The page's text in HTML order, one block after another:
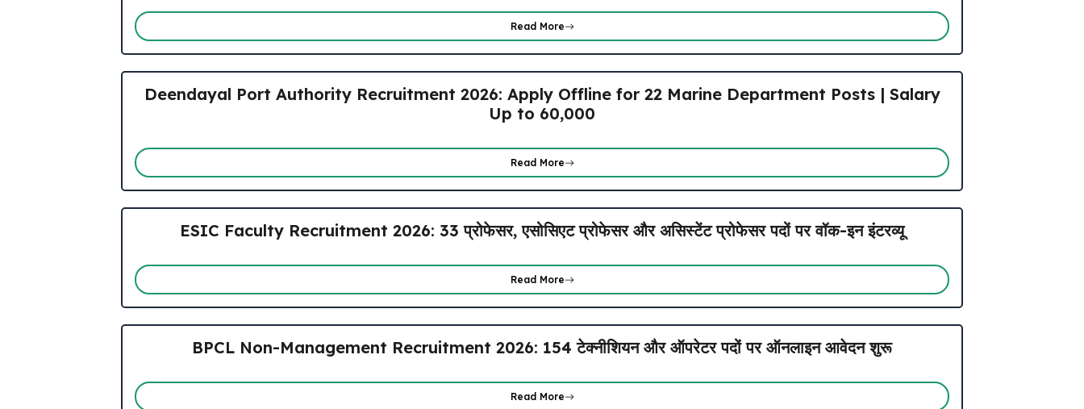
Read More
Deendayal Port Authority Recruitment 2026: Apply Offline for 22 Marine Department Posts | Salary
Up to ₹60,000
Read More
ESIC Faculty Recruitment 2026: 33 प्रोफेसर, एसोसिएट प्रोफेसर और असिस्टेंट प्रोफेसर पदों पर वॉक-इन इंटरव्यू
Read More
BPCL Non-Management Recruitment 2026: 154 टेक्नीशियन और ऑपरेटर पदों पर ऑनलाइन आवेदन शुरू
Read More